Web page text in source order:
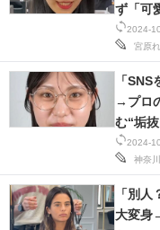
2024-
宮原
ず「可
2024-
神奈
「
→プロ
む“垢
「別
大変身